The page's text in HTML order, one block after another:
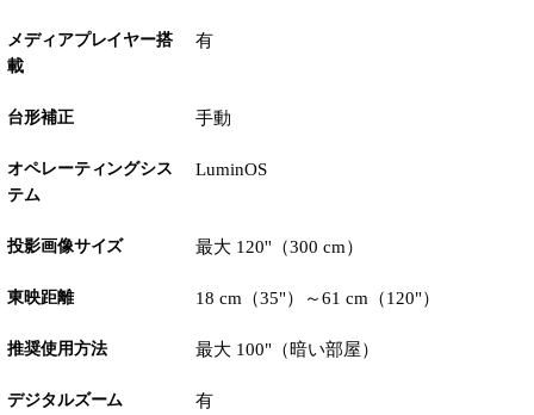
メディアプレイヤー搭
載
有
台形補正 手動
オペレーティングシス
テム
LuminOS
投影画像サイズ 最大 120''（300 cm）
東映距離 18 cm（35"）～61 cm（120"）
推奨使用方法 最大 100"（暗い部屋）
デジタルズーム 有